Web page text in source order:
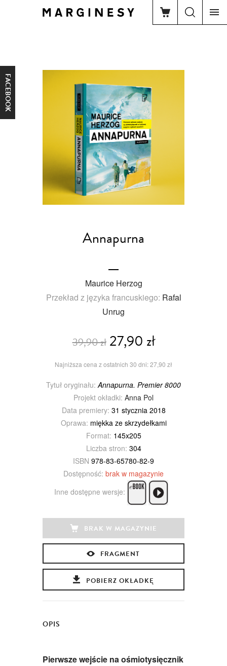
FACEBOOK
Annapurna
Maurice Herzog
Przekład z języka francuskiego: Rafal
Unrug
39,90 zł27,90 zł
Najniższa cena z ostatnich 30 dni: 27,90 zł
Tytuł oryginału: Annapurna. Premier 8000
Projekt okładki: Anna Pol
Data premiery: 31 stycznia 2018
Oprawa: miękka ze skrzydełkami
Format: 145x205
Liczba stron: 304
ISBN 978-83-65780-82-9
Dostępność: brak w magazynie
Inne dostępne wersje:
BRAK W MAGAZYNIE
FRAGMENT
POBIERZ OKŁADKĘ
OPIS
Pierwsze wejście na ośmiotysięcznik